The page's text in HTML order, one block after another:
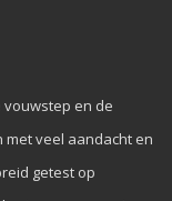
vouwstep en de
met veel aandacht en
getest op